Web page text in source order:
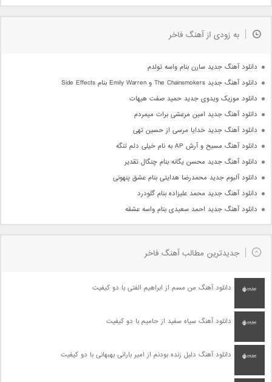
به زودی از آهنگ فاخر
دانلود آهنگ جدید سارن بنام واسه تولدم
دانلود آهنگ جدید The Chainsmokers و Emily Warren بنام Side Effects
دانلود موزیک ویدوی جدید حمید صفت هیهات
دانلود آهنگ جدید امین مرعشی برات میمردم
دانلود آهنگ جدید خدایا مرسی از حسین تهی
دانلود آهنگ مسیح و آرش AP به نام خیلی دلم تنگه
دانلود آهنگ جدید محسن یگانه بنام چنگال تقدیر
دانلود آلبوم جدید محمدرضا هدایتی بنام عشق پنهونی
دانلود آهنگ جدید محمد علیزاده بنام گلودرد
دانلود آهنگ جدید احمد سعیدی بنام واسه عشقه
جدیدترین مطالب آهنگ فاخر
دانلود آهنگ من مسم از ابراهیم الفتی با دو کیفیت
دانلود آهنگ سیاه سفید از حامیم با دو کیفیت
دانلود آهنگ دلیل زنده بودنم از امیر بارانی بهبهانی با دو کیفیت